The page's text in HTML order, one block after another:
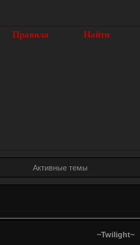
Правила Найти
Активные темы